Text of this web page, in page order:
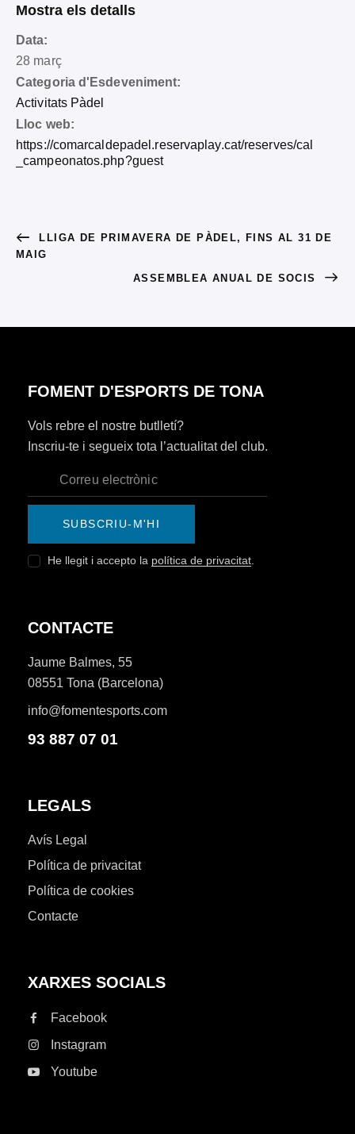
Mostra els detalls
Data:
28 març
Categoria d'Esdeveniment:
Activitats Pàdel
Lloc web:
https://comarcaldepadel.reservaplay.cat/reserves/cal
_campeonatos.php?guest
LLIGA DE PRIMAVERA DE PÀDEL, FINS AL 31 DE
MAIG
ASSEMBLEA ANUAL DE SOCIS
FOMENT D'ESPORTS DE TONA
Vols rebre el nostre butlletí?
Inscriu-te i segueix tota l’actualitat del club.
SUBSCRIU-M'HI
He llegit i accepto la política de privacitat.
CONTACTE
Jaume Balmes, 55
08551 Tona (Barcelona)
info@fomentesports.com
93 887 07 01
LEGALS
Avís Legal
Política de privacitat
Política de cookies
Contacte
XARXES SOCIALS
Facebook
Instagram
Youtube